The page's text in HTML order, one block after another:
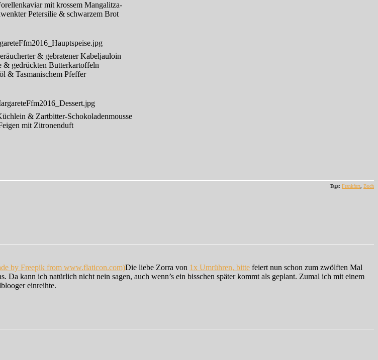
mit krossem Mangalitza-
Petersilie & schwarzem Brot
& gebratener Kabeljauloin
& gedrückten Butterkartoffeln
& Tasmanischem Pfeffer
& Zartbitter-Schokoladenmousse
mit Zitronenduft
Tags: Frankfurt, Buch
Die liebe Zorra von 1x Umrühren, bitte feiert nun schon zum zwölften Mal
Da kann ich natürlich nicht nein sagen, auch wenn’s ein bisschen später kommt als geplant. Zumal ich mit einem
einreihte.